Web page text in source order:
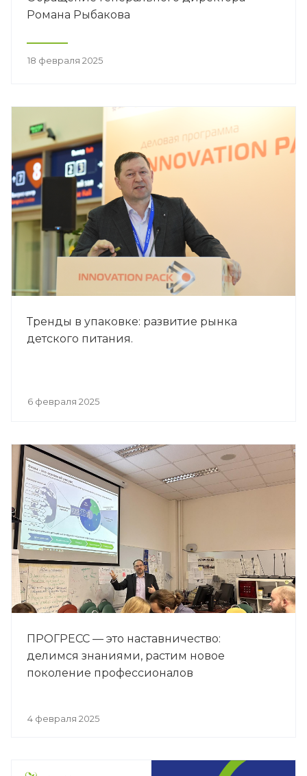
Романа Рыбакова
18 февраля 2025
Тренды в упаковке: развитие рынка
детского питания.
6 февраля 2025
ПРОГРЕСС — это наставничество:
делимся знаниями, растим новое
поколение профессионалов
4 февраля 2025